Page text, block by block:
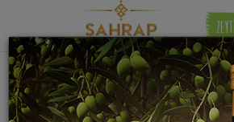
Ana Sayfa Çorba Tarifleri